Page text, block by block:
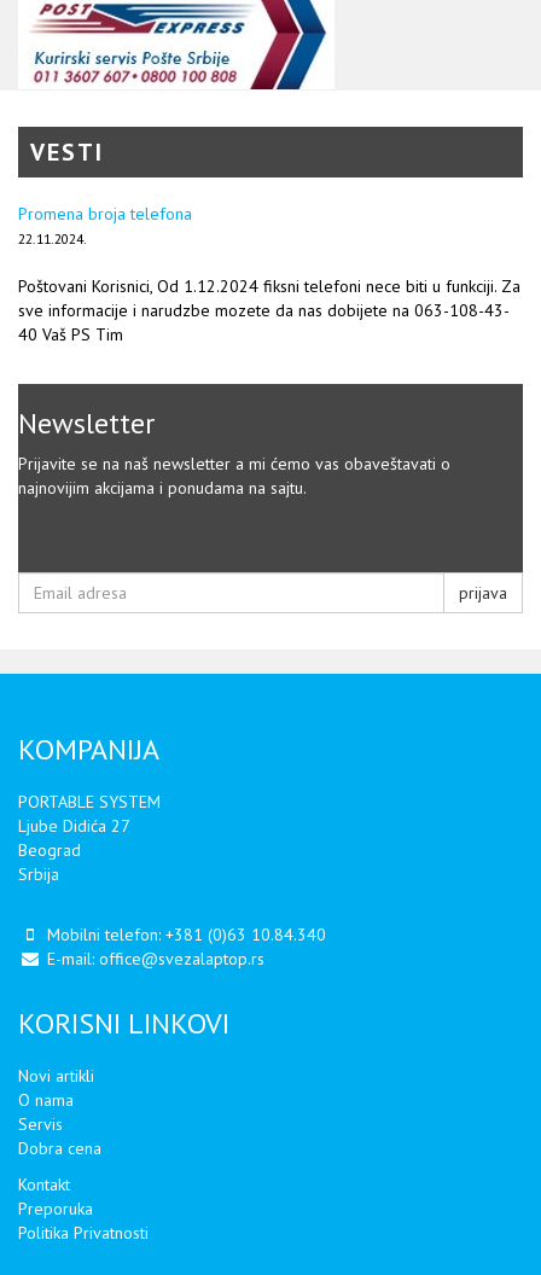
VESTI
Promena broja telefona
22.11.2024.
Poštovani Korisnici, Od 1.12.2024 fiksni telefoni nece biti u funkciji. Za
sve informacije i narudzbe mozete da nas dobijete na 063-108-43-
40 Vaš PS Tim
Newsletter
Prijavite se na naš newsletter a mi ćemo vas obaveštavati o
najnovijim akcijama i ponudama na sajtu.
prijava
KOMPANIJA
PORTABLE SYSTEM
Ljube Didića 27
Beograd
Srbija
Mobilni telefon: +381 (0)63 10.84.340
E-mail: office@svezalaptop.rs
KORISNI LINKOVI
Novi artikli
O nama
Servis
Dobra cena
Kontakt
Preporuka
Politika Privatnosti